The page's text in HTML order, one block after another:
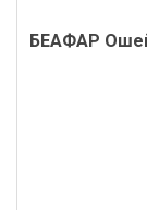
БЕАФАР